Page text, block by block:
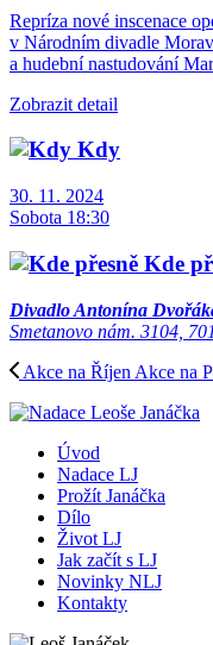
Repríza nové inscenace
v Národním divadle
a hudební nastudování
Zobrazit detail
Kdy
30. 11. 2024
Sobota 18:30
Kde
Divadlo Antonína
Smetanovo nám. 3104,
Akce na Říjen Akce na
Úvod
Nadace LJ
Prožít Janáčka
Dílo
Život LJ
Jak začít s LJ
Novinky NLJ
Kontakty